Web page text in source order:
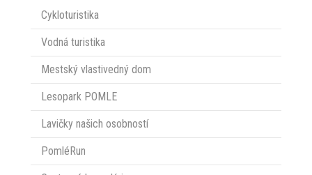
Cykloturistika
Vodná turistika
Mestský vlastivedný dom
Lesopark POMLE
Lavičky našich osobností
PomléRun